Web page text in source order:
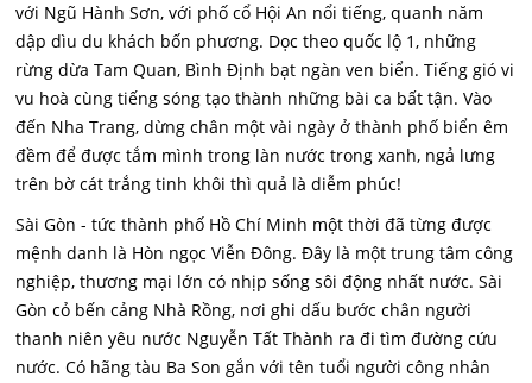
với Ngũ Hành Sơn, với phố cổ Hội An nổi tiếng, quanh năm
dập dìu du khách bốn phương. Dọc theo quốc lộ 1, những
rừng dừa Tam Quan, Bình Định bạt ngàn ven biển. Tiếng gió vi
vu hoà cùng tiếng sóng tạo thành những bài ca bất tận. Vào
đến Nha Trang, dừng chân một vài ngày ở thành phố biển êm
đềm để được tắm mình trong làn nước trong xanh, ngả lưng
trên bờ cát trắng tinh khôi thì quả là diễm phúc!
Sài Gòn - tức thành phố Hồ Chí Minh một thời đã từng được
mệnh danh là Hòn ngọc Viễn Đông. Đây là một trung tâm công
nghiệp, thương mại lớn có nhịp sống sôi động nhất nước. Sài
Gòn cỏ bến cảng Nhà Rồng, nơi ghi dấu bước chân người
thanh niên yêu nước Nguyễn Tất Thành ra đi tìm đường cứu
nước. Có hãng tàu Ba Son gắn với tên tuổi người công nhân